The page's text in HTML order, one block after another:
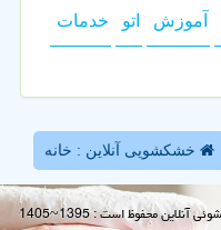
آموزش اتو خدمات
خشکشویی آنلاین : خانه